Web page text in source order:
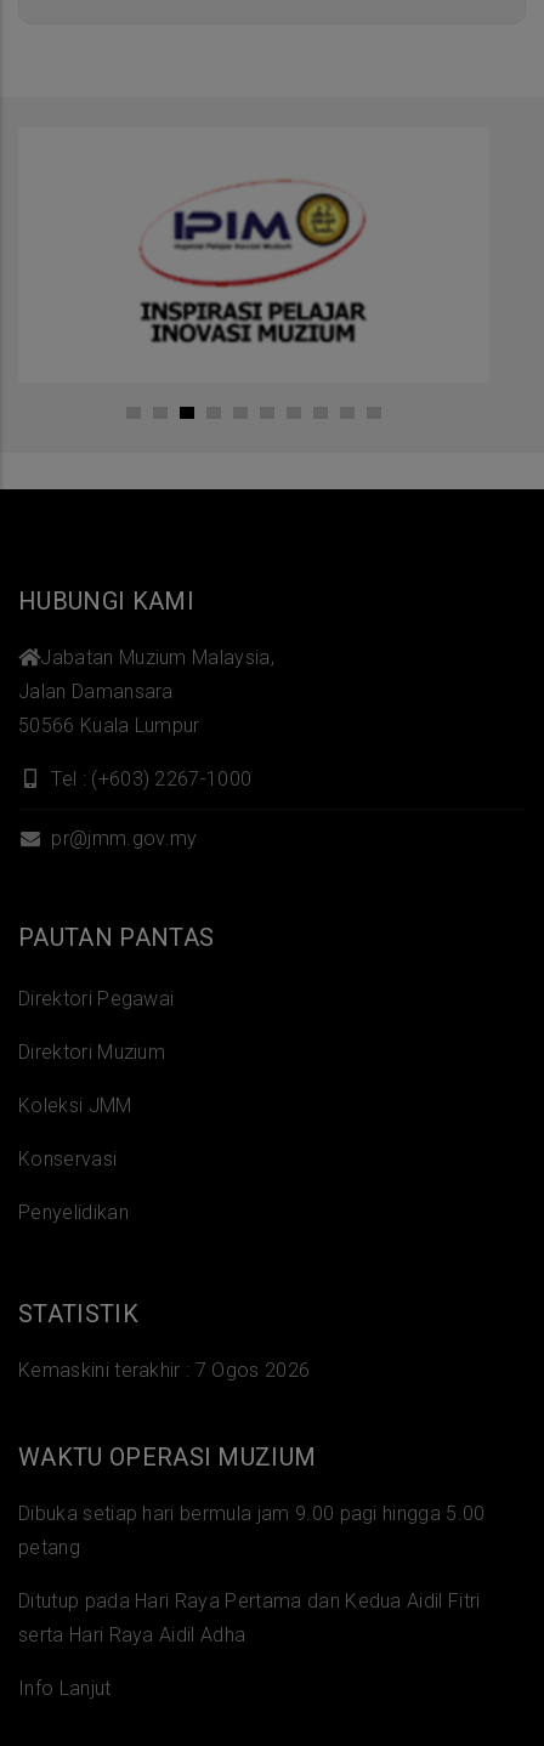
HUBUNGI KAMI
Jabatan Muzium Malaysia,
Jalan Damansara
50566 Kuala Lumpur
Tel : (+603) 2267-1000
pr@jmm.gov.my
PAUTAN PANTAS
Direktori Pegawai
Direktori Muzium
Koleksi JMM
Konservasi
Penyelidikan
STATISTIK
Kemaskini terakhir : 7 Ogos 2026
WAKTU OPERASI MUZIUM
Dibuka setiap hari bermula jam 9.00 pagi hingga 5.00
petang
Ditutup pada Hari Raya Pertama dan Kedua Aidil Fitri
serta Hari Raya Aidil Adha
Info Lanjut